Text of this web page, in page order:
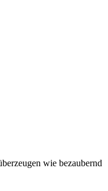
wie bezaubernd